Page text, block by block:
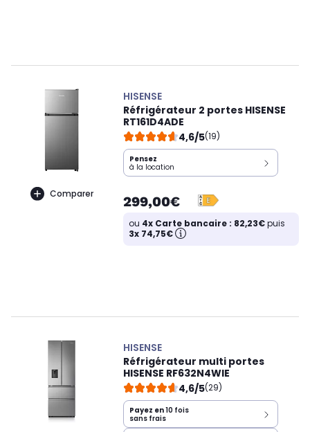
Comparer
HISENSE
Réfrigérateur 2 portes HISENSE
RT161D4ADE
4,6/5(19)
Pensez
à la location
299,00€
ou 4x Carte bancaire : 82,23€puis
3x 74,75€
HISENSE
Réfrigérateur multi portes
HISENSE RF632N4WIE
4,6/5(29)
Payez en10 fois
sans frais